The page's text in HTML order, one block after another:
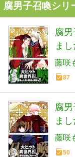
腐男子召喚シリ
腐
ま
藤咲
87
腐
ま
藤咲
50